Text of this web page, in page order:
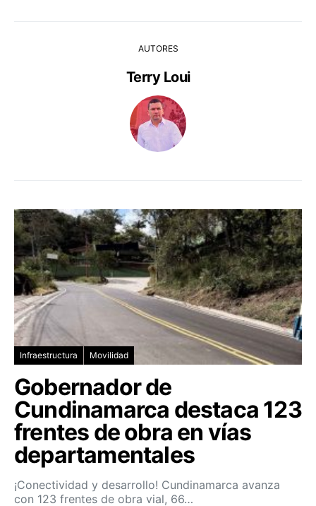
AUTORES
Terry Loui
Infraestructura Movilidad
Gobernador de
Cundinamarca destaca 123
frentes de obra en vías
departamentales
¡Conectividad y desarrollo! Cundinamarca avanza
con 123 frentes de obra vial, 66…